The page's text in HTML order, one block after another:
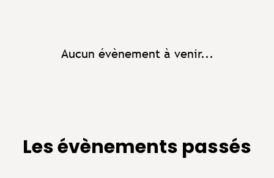
Aucun évènement à venir...
Les évènements passés